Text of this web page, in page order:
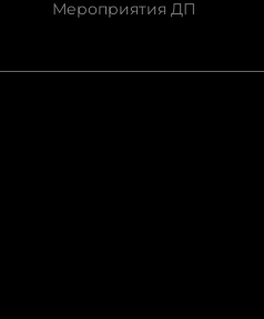
Мероприятия ДП